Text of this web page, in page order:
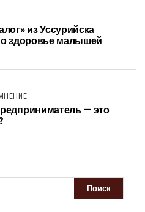
из Уссурийска
о здоровье малышей
— это